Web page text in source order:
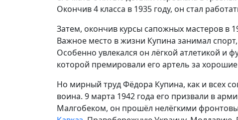
Окончив 4 класса в 1935 году, он стал
Затем, окончив курсы сапожных мастеров в
Важное место в жизни Купина занимал
Особенно увлекался он лёгкой атлетикой и
которой премировали его артель за
Но мирный труд Фёдора Купина, как и всех
воина. 9 марта 1942 года его призвали в
Малгобеком, он прошёл нелёгкими